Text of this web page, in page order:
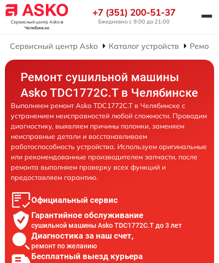
Сервисный центр Askoв
Челябинске
+7 (351) 200-51-37
Ежедневно с 9:00 до 21:00
Сервисный центр Asko Каталог устройств
Ремонт сушильной машины
Asko TDC1772C.T в Челябинске
Выполняем ремонт Asko TDC1772C.T в Челябинске с
устранением неисправностей любой сложности. Проводим
диагностику, выявляем причины поломки, заменяем
неисправные детали и восстанавливаем
работоспособность устройства. Используем оригинальные
или рекомендованные производителем запчасти, после
ремонта выполняем проверку всех функций и
предоставляем гарантию.
Официальный сервис
Гарантийное обслуживание
сушильной машины Asko TDC1772C.T до 3 лет
Диагностика за наш счет,
ремонт по желанию
Бесплатный выезд курьера